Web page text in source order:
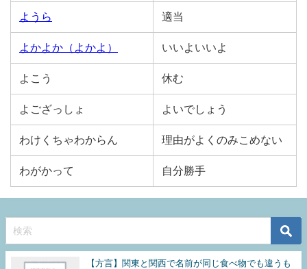
ようら 適当
よかよか（よかよ） いいよいいよ
よこう 休む
よござっしょ よいでしょう
わけくちゃわからん 理由がよくのみこめない
わがかって 自分勝手
【方言】関東と関西で名前が同じ食べ物でも違うも